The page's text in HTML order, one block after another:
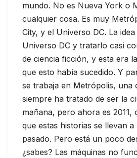
mundo. No es Nueva York o
cualquier cosa. Es muy
City, y el Universo DC. La
Universo DC y tratarlo casi
de ciencia ficción, y esta era
que esto había sucedido. Y
se trabaja en Metrópolis, una
siempre ha tratado de ser la
mañana, pero ahora es 2011,
que estas historias se llevan
pasado. Pero está un poco
¿sabes? Las máquinas no